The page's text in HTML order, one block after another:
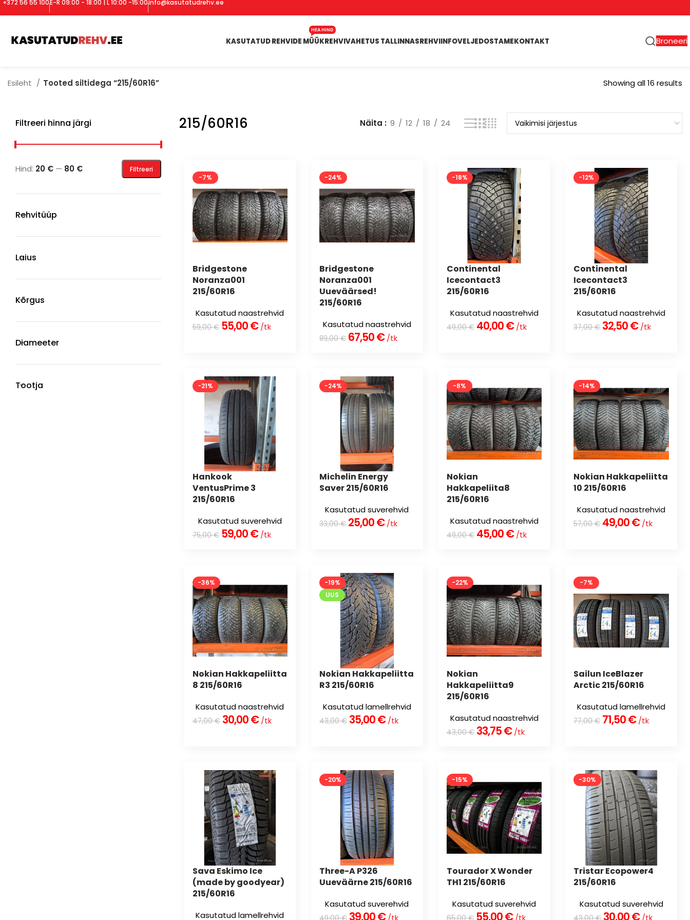
+372 56 55 100 E-R 09:00 - 18:00 | L 10:00 -15:00info@kasutatudrehv.ee
KASUTATUD REHVIDE MÜÜK
HEA HIND
REHVIVAHETUS TALLINNASREHVIINFOVELJEDOSTAMEKONTAKT Broneeri
Esileht Tooted siltidega “215/60R16” Showing all 16 results
Filtreeri hinna järgi
Filtreeri
Hind: 20 € — 80 €
Rehvitüüp
Laius
Kõrgus
Diameeter
Tootja
215/60R16 Näita 9 12 18 24
-7%
Bridgestone
Noranza001
215/60R16
Kasutatud naastrehvid
59,00€ 55,00€/tk
-24%
Bridgestone
Noranza001
Uueväärsed!
215/60R16
Kasutatud naastrehvid
89,00€ 67,50€/tk
-18%
Continental
Icecontact3
215/60R16
Kasutatud naastrehvid
49,00€ 40,00€/tk
-12%
Continental
Icecontact3
215/60R16
Kasutatud naastrehvid
37,00€ 32,50€/tk
-21%
Hankook
VentusPrime 3
215/60R16
Kasutatud suverehvid
75,00€ 59,00€/tk
-24%
Michelin Energy
Saver 215/60R16
Kasutatud suverehvid
33,00€ 25,00€/tk
-8%
Nokian
Hakkapeliita8
215/60R16
Kasutatud naastrehvid
49,00€ 45,00€/tk
-14%
Nokian Hakkapeliitta
10 215/60R16
Kasutatud naastrehvid
57,00€ 49,00€/tk
-36%
Nokian Hakkapeliitta
8 215/60R16
Kasutatud naastrehvid
47,00€ 30,00€/tk
-19%
UUS
Nokian Hakkapeliitta
R3 215/60R16
Kasutatud lamellrehvid
43,00€ 35,00€/tk
-22%
Nokian
Hakkapeliitta9
215/60R16
Kasutatud naastrehvid
43,00€ 33,75€/tk
-7%
Sailun IceBlazer
Arctic 215/60R16
Kasutatud lamellrehvid
77,00€ 71,50€/tk
Sava Eskimo Ice
(made by goodyear)
215/60R16
Kasutatud lamellrehvid
-20%
Three-A P326
Uueväärne 215/60R16
Kasutatud suverehvid
49,00€ 39,00€/tk
-15%
Tourador X Wonder
TH1 215/60R16
Kasutatud suverehvid
65,00€ 55,00€/tk
-30%
Tristar Ecopower4
215/60R16
Kasutatud suverehvid
43,00€ 30,00€/tk